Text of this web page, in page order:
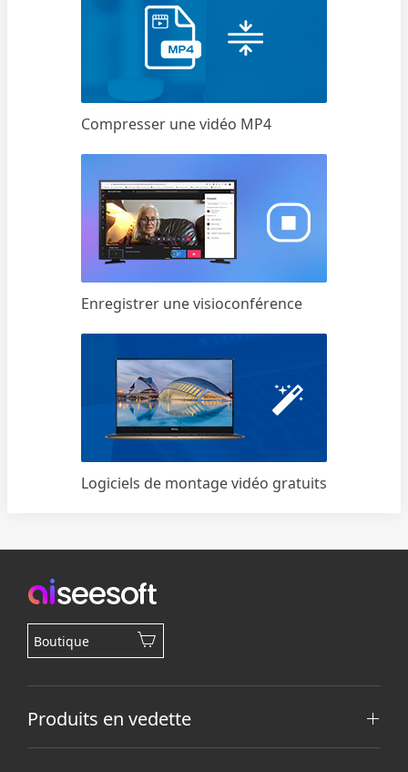
Compresser une vidéo MP4
Enregistrer une visioconférence
Logiciels de montage vidéo gratuits
Boutique
Produits en vedette